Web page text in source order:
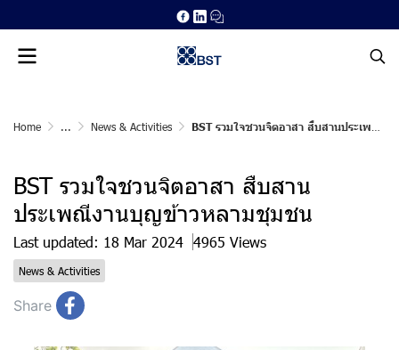
Home ... News & Activities BST รวมใจชวนจิตอาสา สืบสานประเพณีงานบุญข้าวหลามชุมชน
BST รวมใจชวนจิตอาสา สืบสาน
ประเพณีงานบุญข้าวหลามชุมชน
Last updated: 18 Mar 2024 4965 Views
News & Activities
Share